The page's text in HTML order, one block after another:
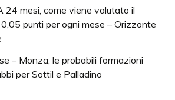
24 mesi, come viene valutato il
punti per ogni mese – Orizzonte
– Monza, le probabili formazioni
per Sottil e Palladino